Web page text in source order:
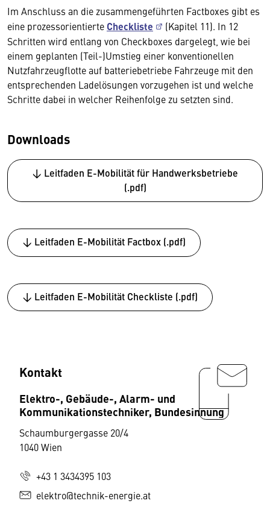
Im Anschluss an die zusammengeführten Factboxes gibt es
eine prozessorientierte Checkliste
(Kapitel 11). In 12
Schritten wird entlang von Checkboxes dargelegt, wie bei
einem geplanten (Teil-)Umstieg einer konventionellen
Nutzfahrzeugflotte auf batteriebetriebe Fahrzeuge mit den
entsprechenden Ladelösungen vorzugehen ist und welche
Schritte dabei in welcher Reihenfolge zu setzten sind.
Downloads
↓ Leitfaden E-Mobilität für Handwerksbetriebe
(.pdf)
↓ Leitfaden E-Mobilität Factbox (.pdf)
↓ Leitfaden E-Mobilität Checkliste (.pdf)
Kontakt
Elektro-, Gebäude-, Alarm- und
Kommunikationstechniker, Bundesinnung
Schaumburgergasse 20/4
1040 Wien
+43 1 3434395 103
elektro@technik-energie.at